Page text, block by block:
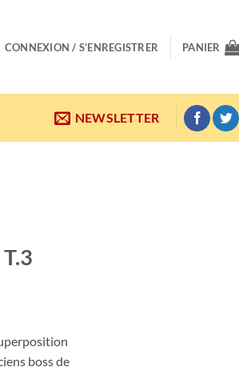
CONNEXION / S’ENREGISTRER PANIER
NEWSLETTER
boss de